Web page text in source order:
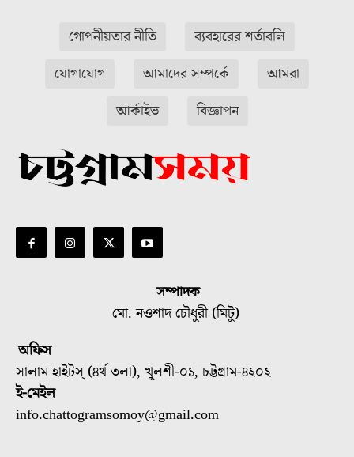
গোপনীয়তার নীতি
ব্যবহারের শর্তাবলি
যোগাযোগ
আমাদের সম্পর্কে
আমরা
আর্কাইভ
বিজ্ঞাপন
সম্পাদক
মো. নওশাদ চৌধুরী (মিটু)
অফিস
সালাম হাইটস্ (৪র্থ তলা), খুলশী-০১, চট্টগ্রাম-৪২০২
ই-মেইল
info.chattogramsomoy@gmail.com